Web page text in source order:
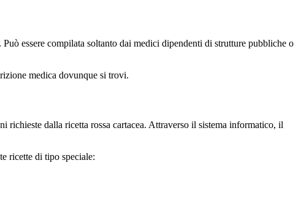
essere compilata soltanto dai medici dipendenti di strutture pubbliche o
medica dovunque si trovi.
dalla ricetta rossa cartacea. Attraverso il sistema informatico, il
ricette di tipo speciale: